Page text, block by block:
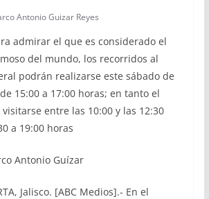
Antonio Guizar Reyes
admirar el que es considerado el
del mundo, los recorridos al
podrán realizarse este sábado de
15:00 a 17:00 horas; en tanto el
entre las 10:00 y las 12:30
a 19:00 horas
Antonio Guízar
Jalisco. [ABC Medios].- En el